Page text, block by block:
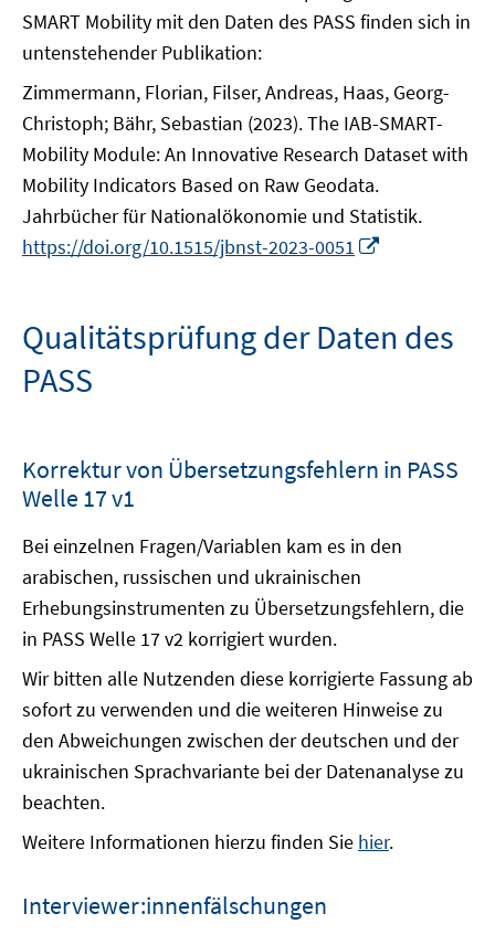
SMART Mobility mit den Daten des PASS finden sich in
untenstehender Publikation:
Zimmermann, Florian, Filser, Andreas, Haas, Georg-
Christoph; Bähr, Sebastian (2023). The IAB-SMART-
Mobility Module: An Innovative Research Dataset with
Mobility Indicators Based on Raw Geodata.
Jahrbücher für Nationalökonomie und Statistik.
https://doi.org/10.1515/jbnst-2023-0051
öffnen
Qualitätsprüfung der Daten des
PASS
Korrektur von Übersetzungsfehlern in PASS
Welle 17 v1
Bei einzelnen Fragen/Variablen kam es in den
arabischen, russischen und ukrainischen
Erhebungsinstrumenten zu Übersetzungsfehlern, die
in PASS Welle 17 v2 korrigiert wurden.
Wir bitten alle Nutzenden diese korrigierte Fassung ab
sofort zu verwenden und die weiteren Hinweise zu
den Abweichungen zwischen der deutschen und der
ukrainischen Sprachvariante bei der Datenanalyse zu
beachten.
Weitere Informationen hierzu finden Sie hier.
Interviewer:innenfälschungen